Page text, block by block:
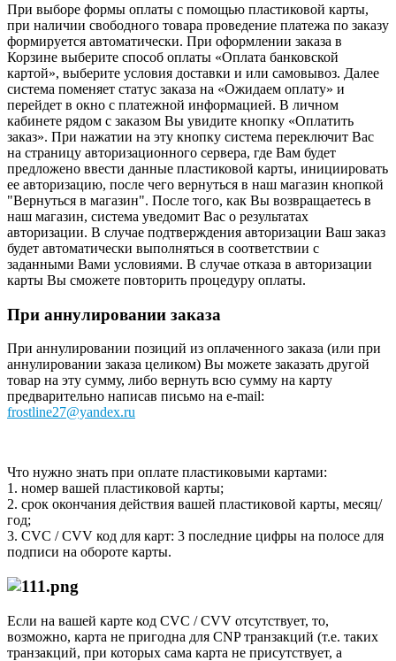
При выборе формы оплаты с помощью пластиковой карты,
при наличии свободного товара проведение платежа по заказу
формируется автоматически. При оформлении заказа в
Корзине выберите способ оплаты «Оплата банковской
картой», выберите условия доставки и или самовывоз. Далее
система поменяет статус заказа на «Ожидаем оплату» и
перейдет в окно с платежной информацией. В личном
кабинете рядом с заказом Вы увидите кнопку «Оплатить
заказ». При нажатии на эту кнопку система переключит Вас
на страницу авторизационного сервера, где Вам будет
предложено ввести данные пластиковой карты, инициировать
ее авторизацию, после чего вернуться в наш магазин кнопкой
"Вернуться в магазин". После того, как Вы возвращаетесь в
наш магазин, система уведомит Вас о результатах
авторизации. В случае подтверждения авторизации Ваш заказ
будет автоматически выполняться в соответствии с
заданными Вами условиями. В случае отказа в авторизации
карты Вы сможете повторить процедуру оплаты.
При аннулировании заказа
При аннулировании позиций из оплаченного заказа (или при
аннулировании заказа целиком) Вы можете заказать другой
товар на эту сумму, либо вернуть всю сумму на карту
предварительно написав письмо на e-mail:
frostline27@yandex.ru
Что нужно знать при оплате пластиковыми картами:
1. номер вашей пластиковой карты;
2. cрок окончания действия вашей пластиковой карты, месяц/
год;
3. CVC / CVV код для карт: 3 последние цифры на полосе для
подписи на обороте карты.
Если на вашей карте код CVC / CVV отсутствует, то,
возможно, карта не пригодна для CNP транзакций (т.е. таких
транзакций, при которых сама карта не присутствует, а